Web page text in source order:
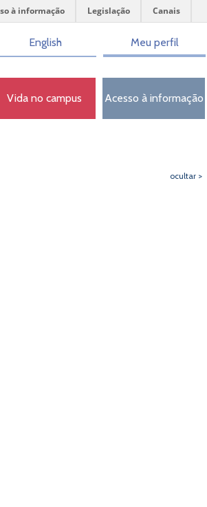
à informação Legislação Canais
English Meu perfil
Vida no campus Acesso à informação
ocultar >